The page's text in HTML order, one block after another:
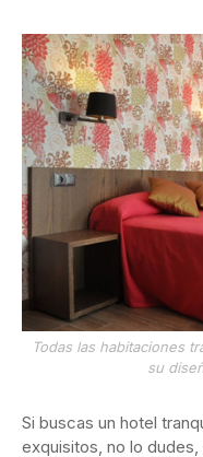
Todas las habitaciones
su
Si buscas un hotel
exquisitos, no lo